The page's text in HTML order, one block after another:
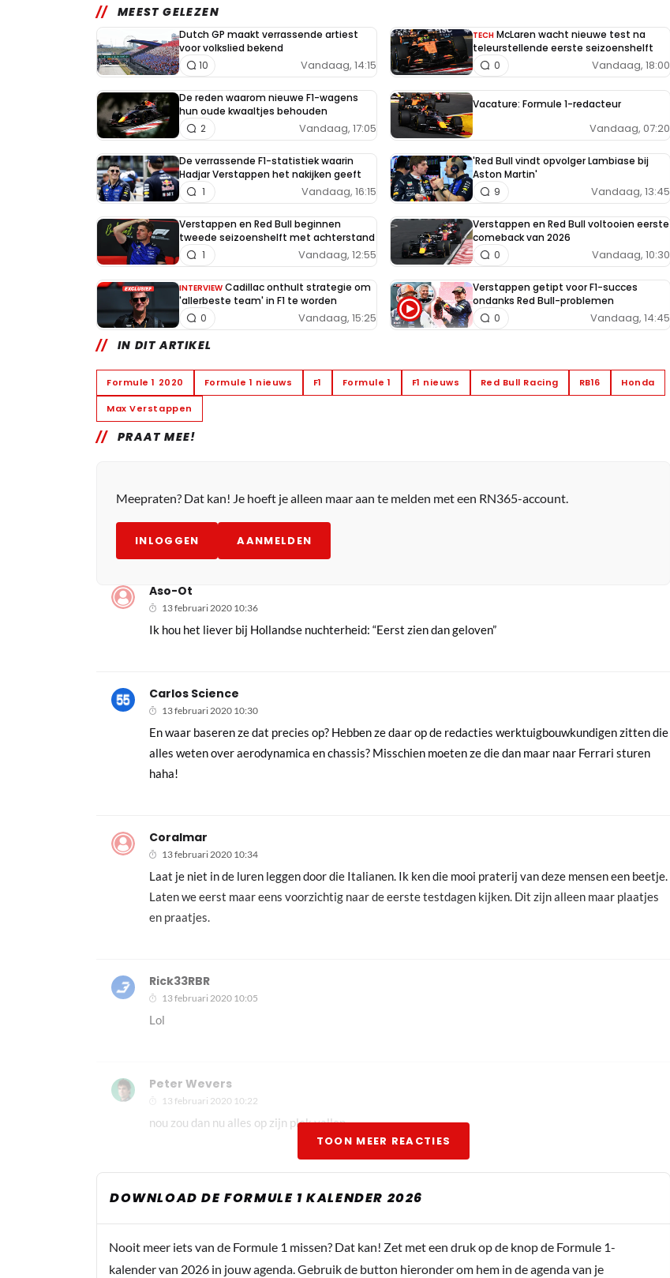
MEEST GELEZEN
Dutch GP maakt verrassende artiest
voor volkslied bekend
Vandaag, 14:15
10
TECH McLaren wacht nieuwe test na
teleurstellende eerste seizoenshelft
Vandaag, 18:00
0
De reden waarom nieuwe F1-wagens
hun oude kwaaltjes behouden
Vandaag, 17:05
2
Vacature: Formule 1-redacteur
Vandaag, 07:20
De verrassende F1-statistiek waarin
Hadjar Verstappen het nakijken geeft
Vandaag, 16:15
1
'Red Bull vindt opvolger Lambiase bij
Aston Martin'
Vandaag, 13:45
9
Verstappen en Red Bull beginnen
tweede seizoenshelft met achterstand
Vandaag, 12:55
1
Verstappen en Red Bull voltooien eerste
comeback van 2026
Vandaag, 10:30
0
INTERVIEW Cadillac onthult strategie om
'allerbeste team' in F1 te worden
Vandaag, 15:25
0
Verstappen getipt voor F1-succes
ondanks Red Bull-problemen
Vandaag, 14:45
0
IN DIT ARTIKEL
Formule 1 2020 Formule 1 nieuws F1 Formule 1 F1 nieuws Red Bull Racing RB16 Honda
Max Verstappen
PRAAT MEE!
Meepraten? Dat kan! Je hoeft je alleen maar aan te melden met een RN365-account.
INLOGGEN AANMELDEN
Rick33RBR
13 februari 2020 10:05
Lol
Peter Wevers
13 februari 2020 10:22
nou zou dan nu alles op zijn plek vallen
13 februari 2020 10:27
Vorig jaar dachten alle kenners, oud F1 ontwerpers en engineers dat Ferrari de snelste zou zijn. Dus
we zullen zien
Carlos Science
13 februari 2020 10:30
En waar baseren ze dat precies op? Hebben ze daar op de redacties werktuigbouwkundigen zitten die
alles weten over aerodynamica en chassis? Misschien moeten ze die dan maar naar Ferrari sturen
haha!
Coralmar
13 februari 2020 10:34
Laat je niet in de luren leggen door die Italianen. Ik ken die mooi praterij van deze mensen een beetje.
Laten we eerst maar eens voorzichtig naar de eerste testdagen kijken. Dit zijn alleen maar plaatjes
en praatjes.
Aso-Ot
13 februari 2020 10:36
Ik hou het liever bij Hollandse nuchterheid: “Eerst zien dan geloven”
TOON MEER REACTIES
DOWNLOAD DE FORMULE 1 KALENDER 2026
Nooit meer iets van de Formule 1 missen? Dat kan! Zet met een druk op de knop de Formule 1-
kalender van 2026 in jouw agenda. Gebruik de button hieronder om hem in de agenda van je